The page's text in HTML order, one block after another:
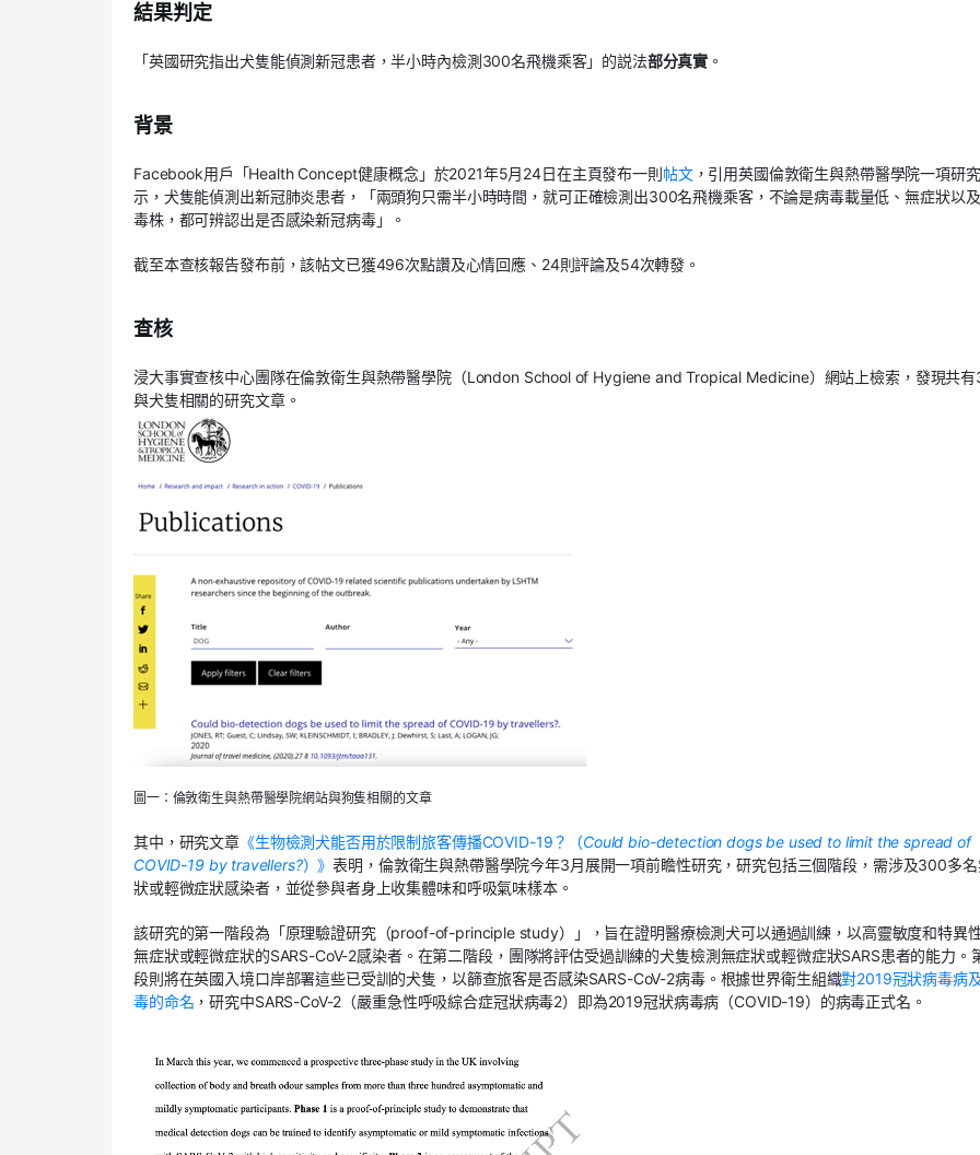
結果判定
「英國研究指出犬隻能偵測新冠患者，半小時內檢測300名飛機乘客」的説法部分真實 。
背景
Facebook用戶「Health Concept健康概念」於2021年5月24日在主頁發布一則帖文，引用英國倫敦衛生與熱帶醫學院一項研
示，犬隻能偵測出新冠肺炎患者，「兩頭狗只需半小時時間，就可正確檢測出300名飛機乘客，不論是病毒載量低、無症狀以
毒株，都可辨認出是否感染新冠病毒」。
截至本查核報告發布前，該帖文已獲496次點讚及心情回應、24則評論及54次轉發。
查核
浸大事實查核中心團隊在倫敦衛生與熱帶醫學院（London School of Hygiene and Tropical Medicine）網站上檢索，發現共
與犬隻相關的研究文章。
圖一：倫敦衛生與熱帶醫學院網站與狗隻相關的文章
其中，研究文章《生物檢測犬能否用於限制旅客傳播COVID-19？（Could bio-detection dogs be used to limit the spread of
COVID-19 by travellers?）》表明，倫敦衛生與熱帶醫學院今年3月展開一項前瞻性研究，研究包括三個階段，需涉及300多
狀或輕微症狀感染者，並從參與者身上收集體味和呼吸氣味樣本。
該研究的第一階段為「原理驗證研究（proof-of-principle study）」，旨在證明醫療檢測犬可以通過訓練，以高靈敏度和特異
無症狀或輕微症狀的SARS-CoV-2感染者。在第二階段，團隊將評估受過訓練的犬隻檢測無症狀或輕微症狀SARS患者的能力。
段則將在英國入境口岸部署這些已受訓的犬隻，以篩查旅客是否感染SARS-CoV-2病毒。根據世界衛生組織對2019冠狀病毒病
毒的命名 ，研究中SARS-CoV-2（嚴重急性呼吸綜合症冠狀病毒2）即為2019冠狀病毒病（COVID-19）的病毒正式名。